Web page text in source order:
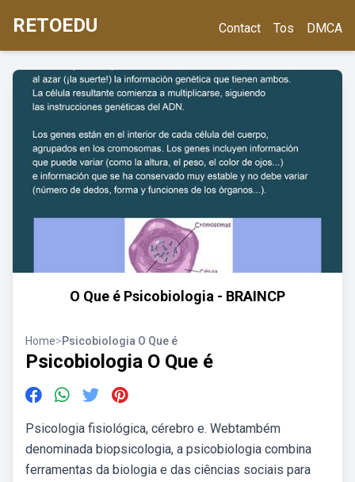
RETOEDU Contact Tos DMCA
O Que é Psicobiologia - BRAINCP
Home>Psicobiologia O Que é
Psicobiologia O Que é
Psicologia fisiológica, cérebro e. Webtambém
denominada biopsicologia, a psicobiologia combina
ferramentas da biologia e das ciências sociais para